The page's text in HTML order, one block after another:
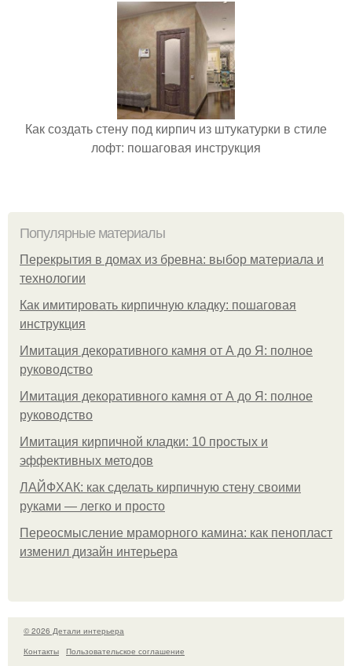
Как создать стену под кирпич из штукатурки в стиле
лофт: пошаговая инструкция
Популярные материалы
Перекрытия в домах из бревна: выбор материала и
технологии
Как имитировать кирпичную кладку: пошаговая
инструкция
Имитация декоративного камня от А до Я: полное
руководство
Имитация декоративного камня от А до Я: полное
руководство
Имитация кирпичной кладки: 10 простых и
эффективных методов
ЛАЙФХАК: как сделать кирпичную стену своими
руками — легко и просто
Переосмысление мраморного камина: как пенопласт
изменил дизайн интерьера
© 2026 Детали интерьера
Контакты
Пользовательское соглашение